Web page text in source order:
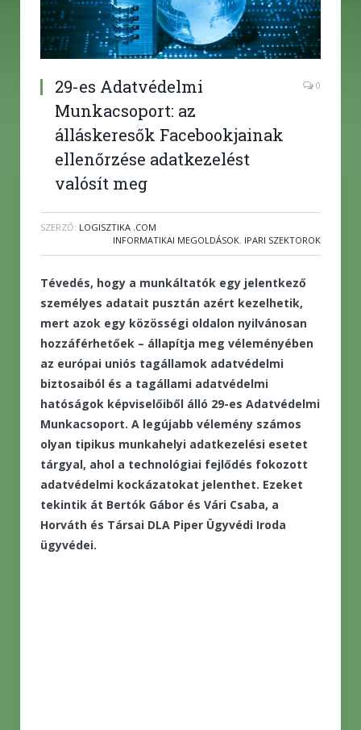
29-es Adatvédelmi
Munkacsoport: az
álláskeresők Facebookjainak
ellenőrzése adatkezelést
valósít meg
0
SZERZŐ: LOGISZTIKA .COM
INFORMATIKAI MEGOLDÁSOK, IPARI SZEKTOROK
Tévedés, hogy a munkáltatók egy jelentkező
személyes adatait pusztán azért kezelhetik,
mert azok egy közösségi oldalon nyilvánosan
hozzáférhetőek – állapítja meg véleményében
az európai uniós tagállamok adatvédelmi
biztosaiból és a tagállami adatvédelmi
hatóságok képviselőiből álló 29-es Adatvédelmi
Munkacsoport. A legújabb vélemény számos
olyan tipikus munkahelyi adatkezelési esetet
tárgyal, ahol a technológiai fejlődés fokozott
adatvédelmi kockázatokat jelenthet. Ezeket
tekintik át Bertók Gábor és Vári Csaba, a
Horváth és Társai DLA Piper Ügyvédi Iroda
ügyvédei.